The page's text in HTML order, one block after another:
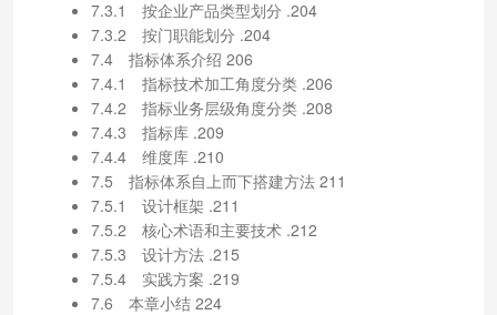
7.3.1 按企业产品类型划分 .204
7.3.2 按门职能划分 .204
7.4 指标体系介绍 206
7.4.1 指标技术加工角度分类 .206
7.4.2 指标业务层级角度分类 .208
7.4.3 指标库 .209
7.4.4 维度库 .210
7.5 指标体系自上而下搭建方法 211
7.5.1 设计框架 .211
7.5.2 核心术语和主要技术 .212
7.5.3 设计方法 .215
7.5.4 实践方案 .219
7.6 本章小结 224